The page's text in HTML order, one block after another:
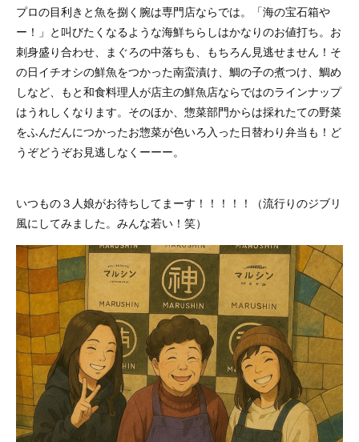
プロの目利きと魚を捌く腕は専門店ならでは。「海の宝石箱や
ー！」と叫びたくなるような海鮮ちらしはかなりのお値打ち。お
刺身盛り合わせ、まぐろの中落ちも、もちろん見逃せません！そ
の日イチオシの鮮魚をつかった南蛮漬け、鯛の子の煮つけ、鯛め
しなど、もと和食料理人が店主の鮮魚店ならではのラインナップ
はうれしくなります。そのほか、惣菜部門からは採れたての野菜
をふんだんにつかったお惣菜が色いろ入った日替わり弁当も！ど
うぞどうぞお見逃しなくーーー。
いつもの３人娘がお待ちしてまーす！！！！！（流行りのジブリ
風にしてみました。みんな若い！笑）